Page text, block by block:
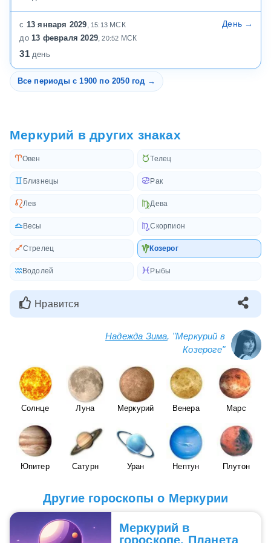
13 января 2029 15:13МСК
13 февраля 2029 20:52 МСК
31день
День →
Все периоды с 1900 по 2050 год →
Меркурий в других знаках
aОвен sТелец
dБлизнецы fРак
gЛев hДева
j Весы kСкорпион
lСтрелец zКозерог
xВодолей c Рыбы
Нравится
Надежда Зима, "Меркурий в
Козероге"
Солнце Луна Меркурий Венера Марс
Юпитер Сатурн Уран Нептун Плутон
Другие гороскопы о Меркурии
Меркурий в
гороскопе. Планета